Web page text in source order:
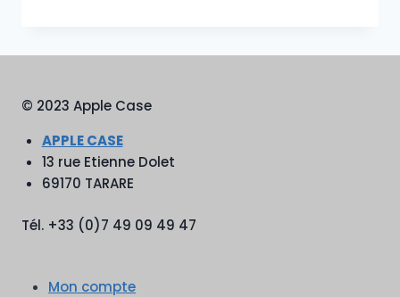
44,90€.
© 2023 Apple Case
APPLE CASE
13 rue Etienne Dolet
69170 TARARE
Tél. +33 (0)7 49 09 49 47
Mon compte